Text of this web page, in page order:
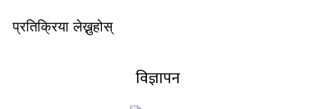
प्रतिक्रिया लेख्नुहोस्
विज्ञापन